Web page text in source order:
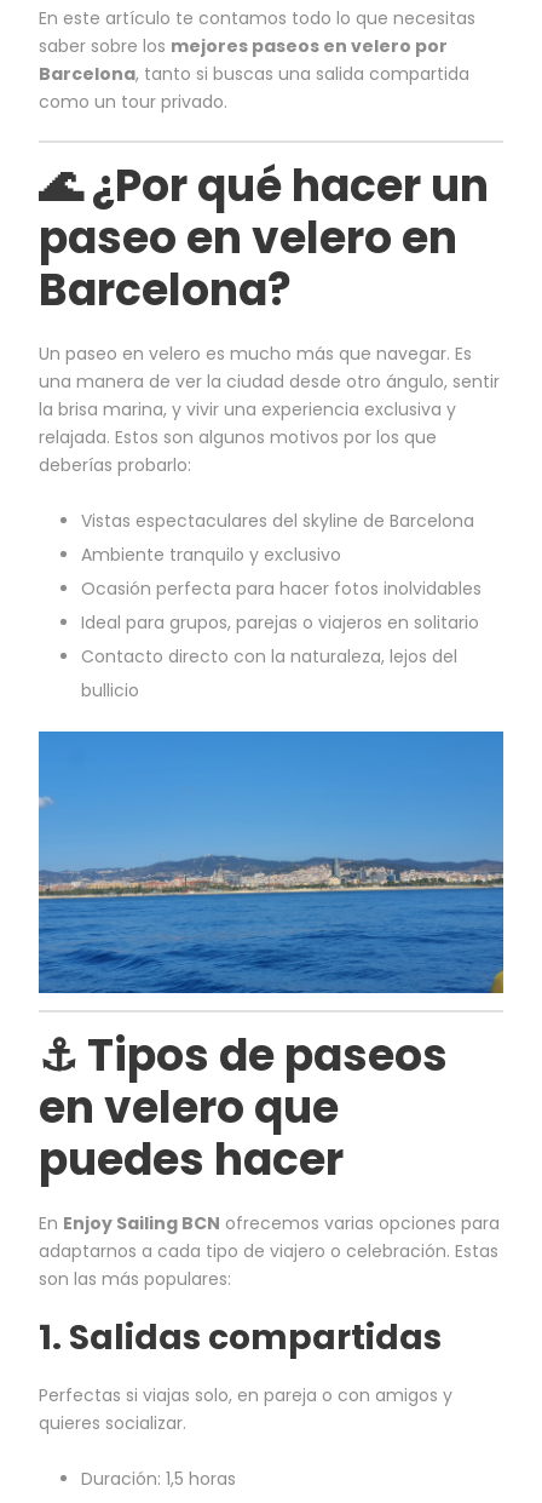
En este artículo te contamos todo lo que necesitas
saber sobre los mejores paseos en velero por
Barcelona, tanto si buscas una salida compartida
como un tour privado.
🌊 ¿Por qué hacer un
paseo en velero en
Barcelona?
Un paseo en velero es mucho más que navegar. Es
una manera de ver la ciudad desde otro ángulo, sentir
la brisa marina, y vivir una experiencia exclusiva y
relajada. Estos son algunos motivos por los que
deberías probarlo:
Vistas espectaculares del skyline de Barcelona
Ambiente tranquilo y exclusivo
Ocasión perfecta para hacer fotos inolvidables
Ideal para grupos, parejas o viajeros en solitario
Contacto directo con la naturaleza, lejos del
bullicio
⚓ Tipos de paseos
en velero que
puedes hacer
En Enjoy Sailing BCN ofrecemos varias opciones para
adaptarnos a cada tipo de viajero o celebración. Estas
son las más populares:
1. Salidas compartidas
Perfectas si viajas solo, en pareja o con amigos y
quieres socializar.
Duración: 1,5 horas